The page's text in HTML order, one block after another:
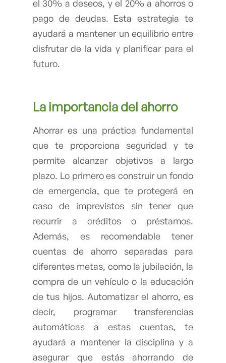
el 30% a deseos, y el 20% a ahorros o
pago de deudas. Esta estrategia te
ayudará a mantener un equilibrio entre
disfrutar de la vida y planificar para el
futuro.
La importancia del ahorro
Ahorrar es una práctica fundamental
que te proporciona seguridad y te
permite alcanzar objetivos a largo
plazo. Lo primero es construir un fondo
de emergencia, que te protegerá en
caso de imprevistos sin tener que
recurrir a créditos o préstamos.
Además, es recomendable tener
cuentas de ahorro separadas para
diferentes metas, como la jubilación, la
compra de un vehículo o la educación
de tus hijos. Automatizar el ahorro, es
decir, programar transferencias
automáticas a estas cuentas, te
ayudará a mantener la disciplina y a
asegurar que estás ahorrando de